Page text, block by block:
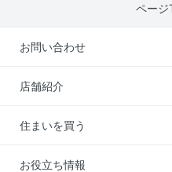
ページ
お問い合わせ
店舗紹介
住まいを買う
お役立ち情報